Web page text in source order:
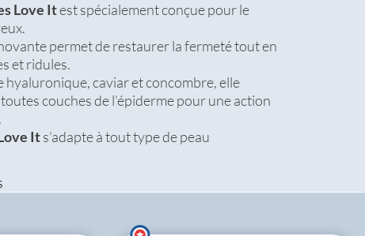
Love Itest spécialement conçue pour le
permet de restaurer la fermeté tout en
et ridules.
hyaluronique, caviar et concombre, elle
couches de l’épiderme pour une action
Its’adapte à tout type de peau